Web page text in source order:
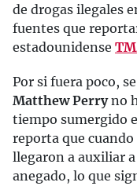
de drogas ilegales
fuentes que
estadounidense
Por si fuera poco,
Matthew Perryno
tiempo sumergido
reporta que
llegaron a auxiliar
anegado, lo que